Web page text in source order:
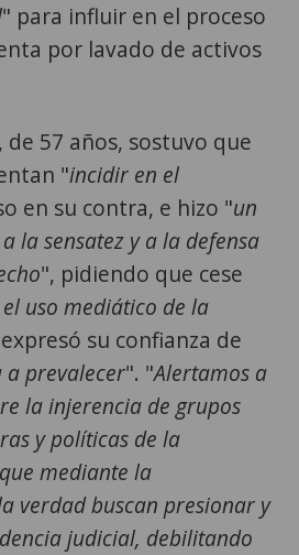
" para influir en el proceso
por lavado de activos
57 años, sostuvo que
"incidir en el
en su contra, e hizo "un
la sensatez y a la defensa
", pidiendo que cese
uso mediático de la
su confianza de
a prevalecer". "Alertamos a
la injerencia de grupos
y políticas de la
mediante la
verdad buscan presionar y
judicial, debilitando